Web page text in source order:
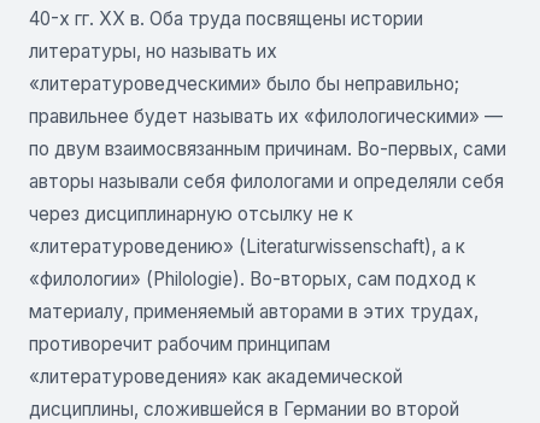
40-х гг. XX в. Оба труда посвящены истории
литературы, но называть их
«литературоведческими» было бы неправильно;
правильнее будет называть их «филологическими» —
по двум взаимосвязанным причинам. Во-первых, сами
авторы называли себя филологами и определяли себя
через дисциплинарную отсылку не к
«литературоведению» (Literaturwissenschaft), а к
«филологии» (Philologie). Во-вторых, сам подход к
материалу, применяемый авторами в этих трудах,
противоречит рабочим принципам
«литературоведения» как академической
дисциплины, сложившейся в Германии во второй